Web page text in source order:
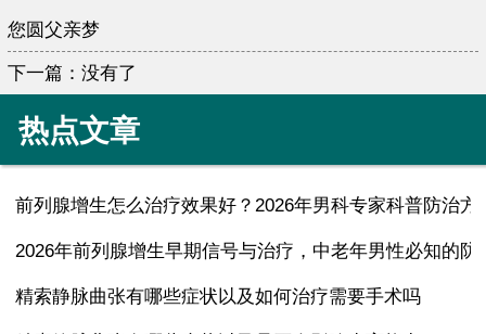
您圆父亲梦
下一篇：没有了
热点文章
前列腺增生怎么治疗效果好？2026年男科专家科普防治方
2026年前列腺增生早期信号与治疗，中老年男性必知的防
精索静脉曲张有哪些症状以及如何治疗需要手术吗